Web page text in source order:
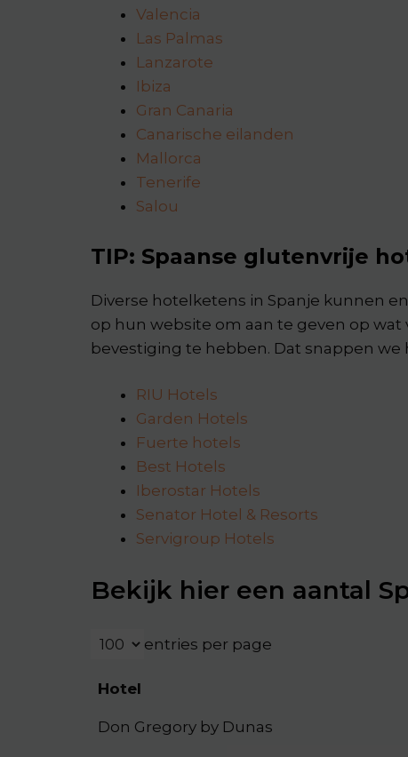
Valencia
Las Palmas
Lanzarote
Ibiza
Gran Canaria
Canarische eilanden
Mallorca
Tenerife
Salou
TIP: Spaanse glutenvrije
Diverse hotelketens in Spanje kunnen
op hun website om aan te geven op
bevestiging te hebben. Dat snappen we
RIU Hotels
Garden Hotels
Fuerte hotels
Best Hotels
Iberostar Hotels
Senator Hotel & Resorts
Servigroup Hotels
Bekijk hier een aantal
entries per page
Hotel
Don Gregory by Dunas